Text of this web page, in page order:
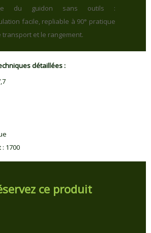
du guidon sans outils :
facile, repliable à 90° pratique
transport et le rangement.
détaillées :
: 1700
ce produit